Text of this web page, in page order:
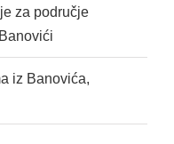
za područje
iz Banovića,